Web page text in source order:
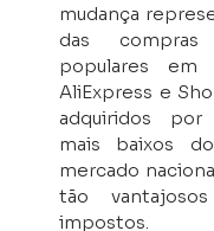
mudança
das compras
populares em
AliExpress e
adquiridos por
mais baixos
mercado
tão
impostos.